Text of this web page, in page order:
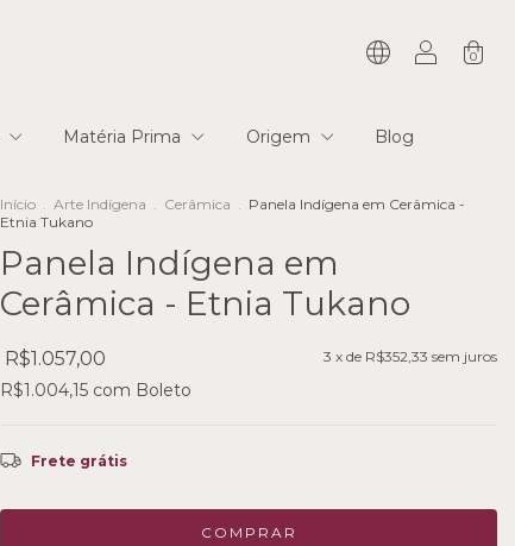
0
Matéria Prima Origem Blog
Início . Arte Indígena . Cerâmica . Panela Indígena em Cerâmica -
Etnia Tukano
Panela Indígena em
Cerâmica - Etnia Tukano
R$1.057,00 3 x de R$352,33 sem juros
R$1.004,15 com Boleto
Frete grátis